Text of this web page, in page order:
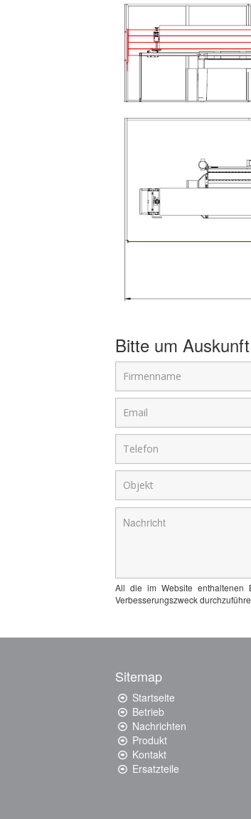
Bitte um Auskunft
All die im Website enthaltenen
Verbesserungszweck
Sitemap
Startseite
Betrieb
Nachrichten
Produkt
Kontakt
Ersatzteile